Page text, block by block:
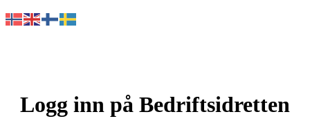
Logg inn på Bedriftsidretten